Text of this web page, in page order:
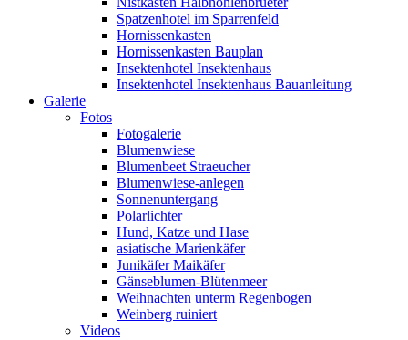
Spatzenhotel im Sparrenfeld
Hornissenkasten
Hornissenkasten Bauplan
Insektenhotel Insektenhaus
Insektenhotel Insektenhaus Bauanleitung
Galerie
Fotos
Fotogalerie
Blumenwiese
Blumenbeet Straeucher
Blumenwiese-anlegen
Sonnenuntergang
Polarlichter
Hund, Katze und Hase
asiatische Marienkäfer
Junikäfer Maikäfer
Gänseblumen-Blütenmeer
Weihnachten unterm Regenbogen
Weinberg ruiniert
Videos